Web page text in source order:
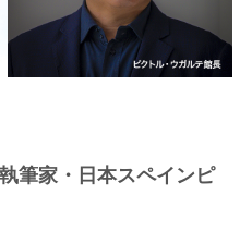
筆家・日本スペインピ